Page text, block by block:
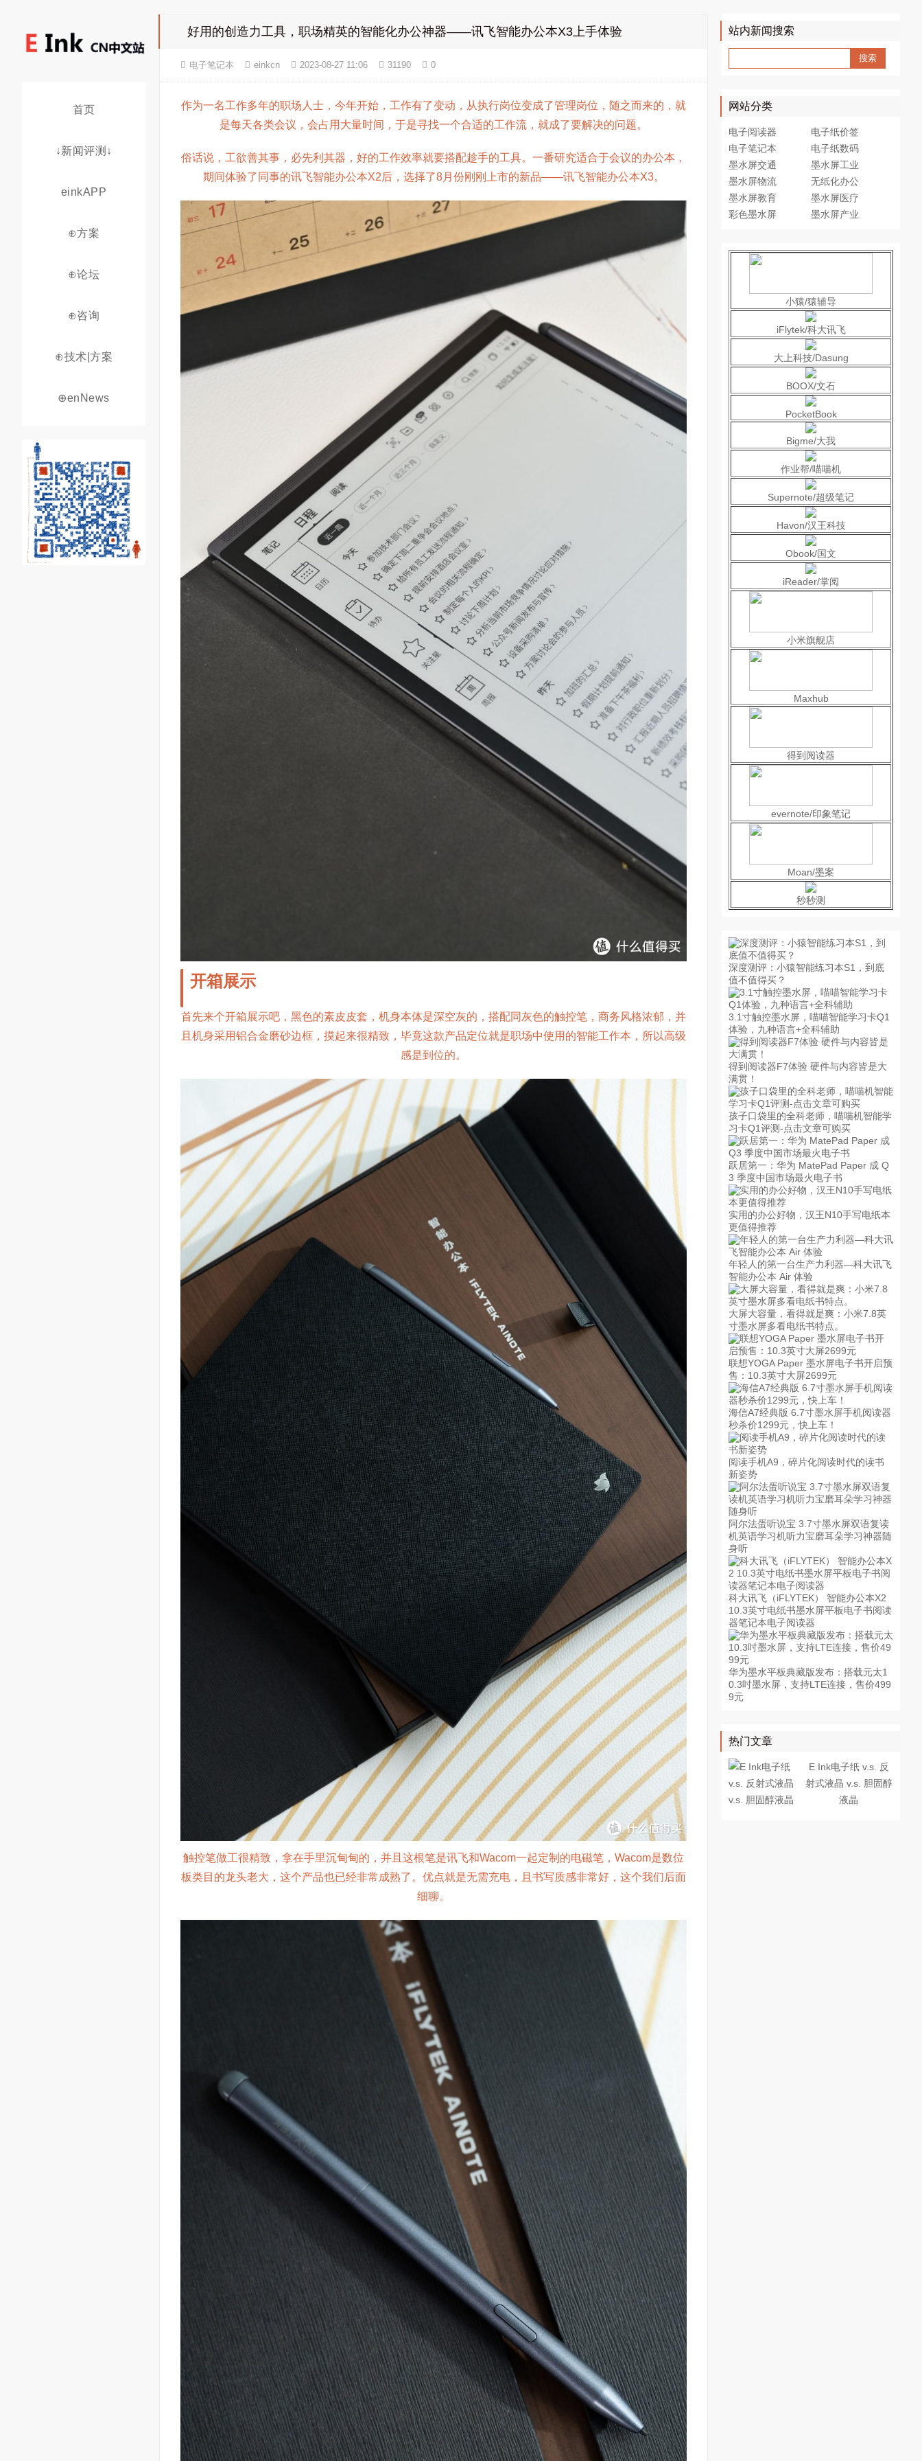
首页
↓新闻评测↓
einkAPP
⊕方案
⊕论坛
⊕咨询
⊕技术|方案
⊕enNews
好用的创造力工具，职场精英的智能化办公神器——讯飞智能办公本X3上手体验
电子笔记本 einkcn 2023-08-27 11:06 31190 0
作为一名工作多年的职场人士，今年开始，工作有了变动，从执行岗位变成了管理岗位，随之而来的，就
是每天各类会议，会占用大量时间，于是寻找一个合适的工作流，就成了要解决的问题。
俗话说，工欲善其事，必先利其器，好的工作效率就要搭配趁手的工具。一番研究适合于会议的办公本，
期间体验了同事的讯飞智能办公本X2后，选择了8月份刚刚上市的新品——讯飞智能办公本X3。
开箱展示
首先来个开箱展示吧，黑色的素皮皮套，机身本体是深空灰的，搭配同灰色的触控笔，商务风格浓郁，并
且机身采用铝合金磨砂边框，摸起来很精致，毕竟这款产品定位就是职场中使用的智能工作本，所以高级
感是到位的。
触控笔做工很精致，拿在手里沉甸甸的，并且这根笔是讯飞和Wacom一起定制的电磁笔，Wacom是数位
板类目的龙头老大，这个产品也已经非常成熟了。优点就是无需充电，且书写质感非常好，这个我们后面
细聊。
站内新闻搜索
网站分类
电子阅读器
电子纸价签
电子笔记本
电子纸数码
墨水屏交通
墨水屏工业
墨水屏物流
无纸化办公
墨水屏教育
墨水屏医疗
彩色墨水屏
墨水屏产业
小猿/猿辅导
iFlytek/科大讯飞
大上科技/Dasung
BOOX/文石
PocketBook
Bigme/大我
作业帮/喵喵机
Supernote/超级笔记
Havon/汉王科技
Obook/国文
iReader/掌阅
小米旗舰店
Maxhub
得到阅读器
evernote/印象笔记
Moan/墨案
秒秒测
深度测评：小猿智能练习本S1，到底
值不值得买？
3.1寸触控墨水屏，喵喵智能学习卡Q1
体验，九种语言+全科辅助
得到阅读器F7体验 硬件与内容皆是大
满贯！
孩子口袋里的全科老师，喵喵机智能学
习卡Q1评测-点击文章可购买
跃居第一：华为 MatePad Paper 成 Q
3 季度中国市场最火电子书
实用的办公好物，汉王N10手写电纸本
更值得推荐
年轻人的第一台生产力利器—科大讯飞
智能办公本 Air 体验
大屏大容量，看得就是爽：小米7.8英
寸墨水屏多看电纸书特点。
联想YOGA Paper 墨水屏电子书开启预
售：10.3英寸大屏2699元
海信A7经典版 6.7寸墨水屏手机阅读器
秒杀价1299元，快上车！
阅读手机A9，碎片化阅读时代的读书
新姿势
阿尔法蛋听说宝 3.7寸墨水屏双语复读
机英语学习机听力宝磨耳朵学习神器随
身听
科大讯飞（iFLYTEK） 智能办公本X2
10.3英寸电纸书墨水屏平板电子书阅读
器笔记本电子阅读器
华为墨水平板典藏版发布：搭载元太1
0.3吋墨水屏，支持LTE连接，售价499
9元
热门文章
E Ink电子纸 v.s. 反
射式液晶 v.s. 胆固醇
液晶